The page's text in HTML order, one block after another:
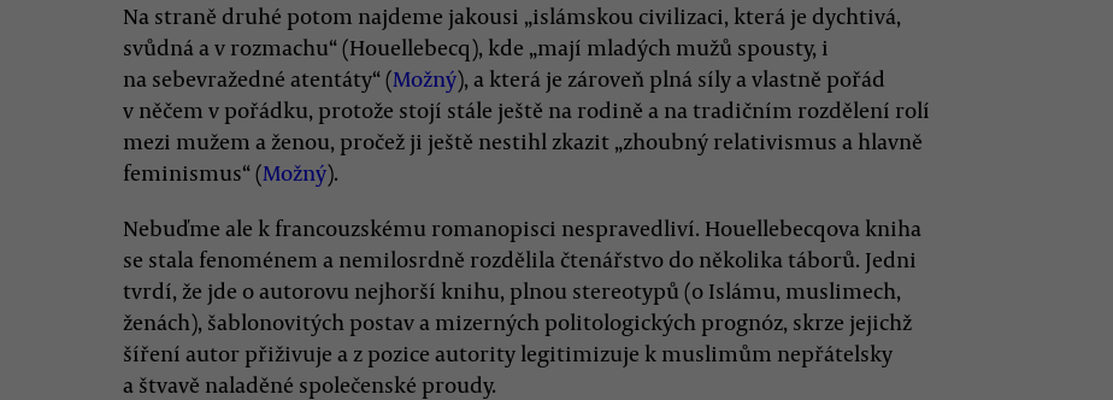
Na straně druhé potom najdeme jakousi „islámskou civilizaci, která je dychtivá,
svůdná a v rozmachu“ (Houellebecq), kde „mají mladých mužů spousty, i
na sebevražedné atentáty“ (Možný), a která je zároveň plná síly a vlastně pořád
v něčem v pořádku, protože stojí stále ještě na rodině a na tradičním rozdělení rolí
mezi mužem a ženou, pročež ji ještě nestihl zkazit „zhoubný relativismus a hlavně
feminismus“ (Možný).
Nebuďme ale k francouzskému romanopisci nespravedliví. Houellebecqova kniha
se stala fenoménem a nemilosrdně rozdělila čtenářstvo do několika táborů. Jedni
tvrdí, že jde o autorovu nejhorší knihu, plnou stereotypů (o Islámu, muslimech,
ženách), šablonovitých postav a mizerných politologických prognóz, skrze jejichž
šíření autor přiživuje a z pozice autority legitimizuje k muslimům nepřátelsky
a štvavě naladěné společenské proudy.